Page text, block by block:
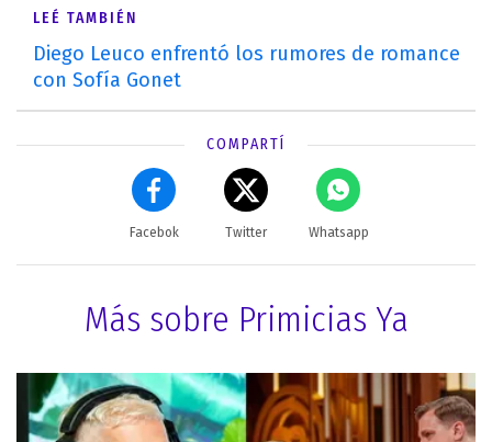
LEÉ TAMBIÉN
Diego Leuco enfrentó los rumores de romance
con Sofía Gonet
COMPARTÍ
Facebok Twitter Whatsapp
Más sobre Primicias Ya